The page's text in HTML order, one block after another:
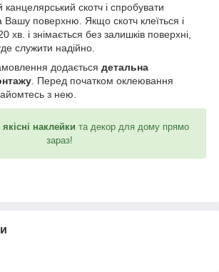
канцелярський скотч і спробувати
Вашу поверхню. Якщо скотч клеїться і
хв. і знімається без залишків поверхні,
служити надійно.
додається детальна
. Перед початком оклеювання
з нею.
якісні наклейки та декор для дому прямо
зараз!